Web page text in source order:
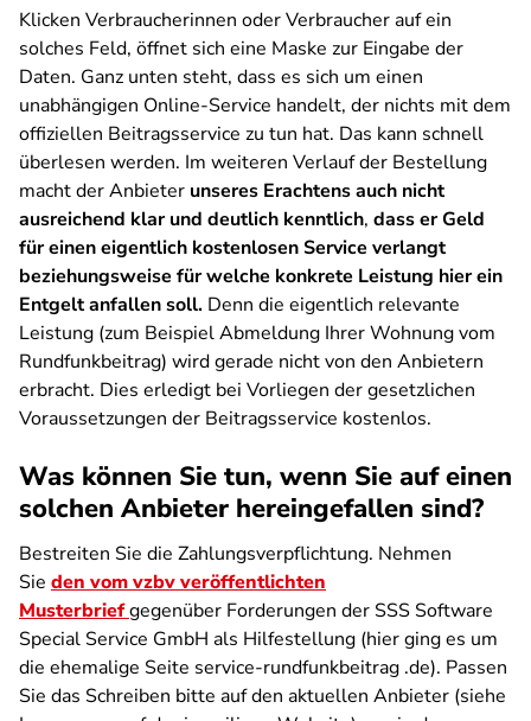
Klicken Verbraucherinnen oder Verbraucher auf ein
solches Feld, öffnet sich eine Maske zur Eingabe der
Daten. Ganz unten steht, dass es sich um einen
unabhängigen Online-Service handelt, der nichts mit dem
offiziellen Beitragsservice zu tun hat. Das kann schnell
überlesen werden. Im weiteren Verlauf der Bestellung
macht der Anbieter unseres Erachtens auch nicht
ausreichend klar und deutlich kenntlich, dass er Geld
für einen eigentlich kostenlosen Service verlangt
beziehungsweise für welche konkrete Leistung hier ein
Entgelt anfallen soll. Denn die eigentlich relevante
Leistung (zum Beispiel Abmeldung Ihrer Wohnung vom
Rundfunkbeitrag) wird gerade nicht von den Anbietern
erbracht. Dies erledigt bei Vorliegen der gesetzlichen
Voraussetzungen der Beitragsservice kostenlos.
Was können Sie tun, wenn Sie auf einen
solchen Anbieter hereingefallen sind?
Bestreiten Sie die Zahlungsverpflichtung. Nehmen
Sie den vom vzbv veröffentlichten
Musterbriefgegenüber Forderungen der SSS Software
Special Service GmbH als Hilfestellung (hier ging es um
die ehemalige Seite service-rundfunkbeitrag .de). Passen
Sie das Schreiben bitte auf den aktuellen Anbieter (siehe